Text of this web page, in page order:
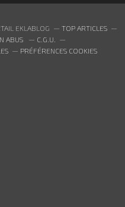
EKLABLOG
TOP ARTICLES
ABUS
C.G.U.
PRÉFÉRENCES COOKIES